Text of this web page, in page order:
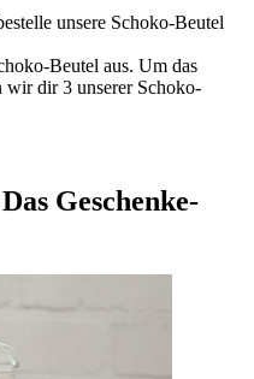
unsere Schoko-Beutel
Beutel aus. Um das
wir dir 3 unserer Schoko-
Geschenke-